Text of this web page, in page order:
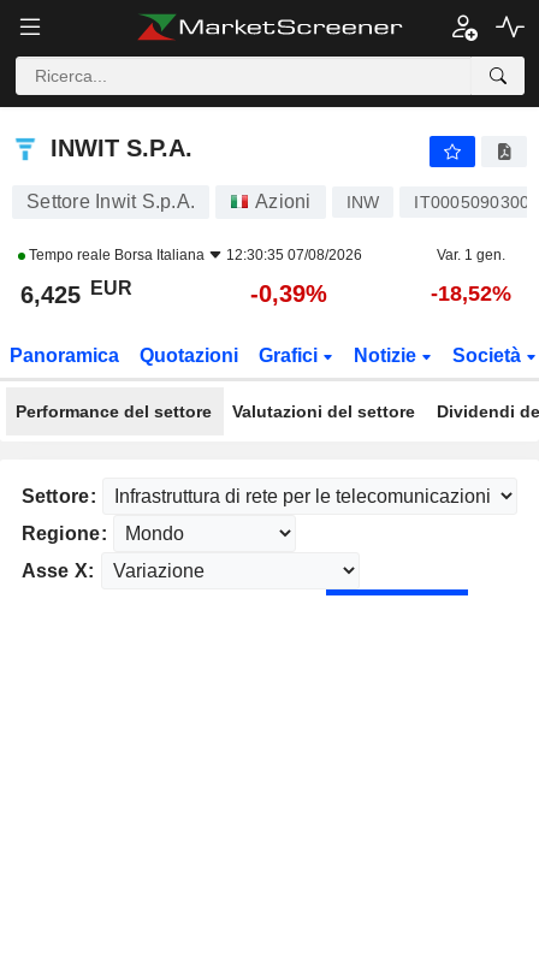
INWIT S.P.A.
INWIT S.P.A.
Settore Inwit S.p.A. Azioni INW IT0005090300
Tempo reale Borsa Italiana 12:30:35 07/08/2026 Var. 1 gen.
6,425 EUR -0,39% -18,52%
Panoramica Quotazioni Grafici Notizie Società
Performance del settore Valutazioni del settore Dividendi
Settore:
Regione:
Asse X: